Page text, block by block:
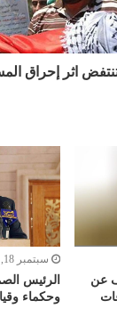
اثر إحراق
عن
سبتمبر 18, 2017
الرئيس
وحكماء